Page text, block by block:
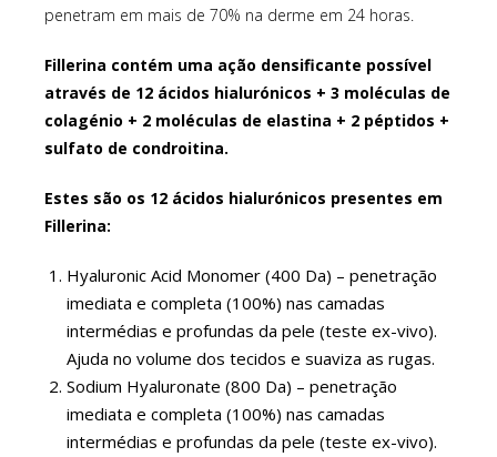
penetram em mais de 70% na derme em 24 horas.
Fillerina contém uma ação densificante possível
através de 12 ácidos hialurónicos + 3 moléculas de
colagénio + 2 moléculas de elastina + 2 péptidos +
sulfato de condroitina.
Estes são os 12 ácidos hialurónicos presentes em
Fillerina:
Hyaluronic Acid Monomer (400 Da) – penetração
imediata e completa (100%) nas camadas
intermédias e profundas da pele (teste ex-vivo).
Ajuda no volume dos tecidos e suaviza as rugas.
Sodium Hyaluronate (800 Da) – penetração
imediata e completa (100%) nas camadas
intermédias e profundas da pele (teste ex-vivo).